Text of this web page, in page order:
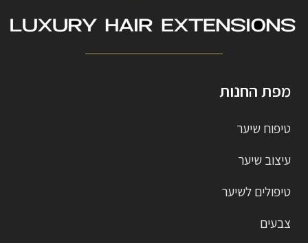
מפת החנות
טיפוח שיער
עיצוב שיער
טיפולים לשיער
צבעים